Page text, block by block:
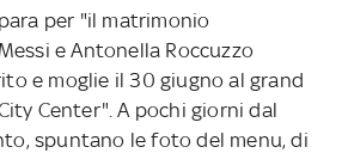
per "il matrimonio
e Antonella Roccuzzo
e moglie il 30 giugno al grand
Center". A pochi giorni dal
spuntano le foto del menu, di